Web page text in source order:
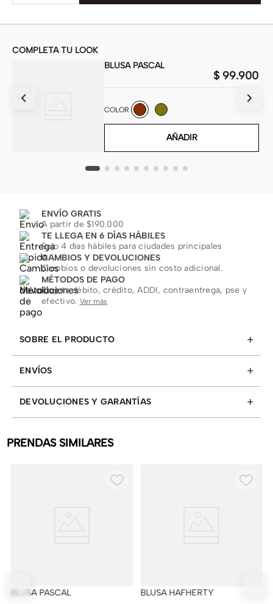
COMPLETA TU LOOK
BLUSA PASCAL
$ 99.900
COLOR
AÑADIR
ENVÍO GRATIS
A partir de $190.000
TE LLEGA EN 6 DÍAS HÁBILES
Solo 4 días hábiles para ciudades principales
CAMBIOS Y DEVOLUCIONES
Cambios o devoluciones sin costo adicional.
MÉTODOS DE PAGO
Tarjeta débito, crédito, ADDI, contraentrega, pse y
efectivo. Ver más
SOBRE EL PRODUCTO +
ENVÍOS +
DEVOLUCIONES Y GARANTÍAS +
PRENDAS SIMILARES
BLUSA PASCAL
BLUSA HAFHERTY